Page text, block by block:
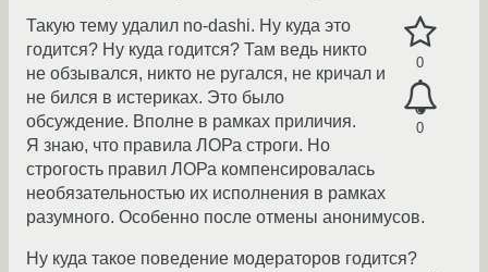
0
0
Такую тему удалил no-dashi. Ну куда это
годится? Ну куда годится? Там ведь никто
не обзывался, никто не ругался, не кричал и
не бился в истериках. Это было
обсуждение. Вполне в рамках приличия.
Я знаю, что правила ЛОРа строги. Но
строгость правил ЛОРа компенсировалась
необязательностью их исполнения в рамках
разумного. Особенно после отмены анонимусов.
Ну куда такое поведение модераторов годится?